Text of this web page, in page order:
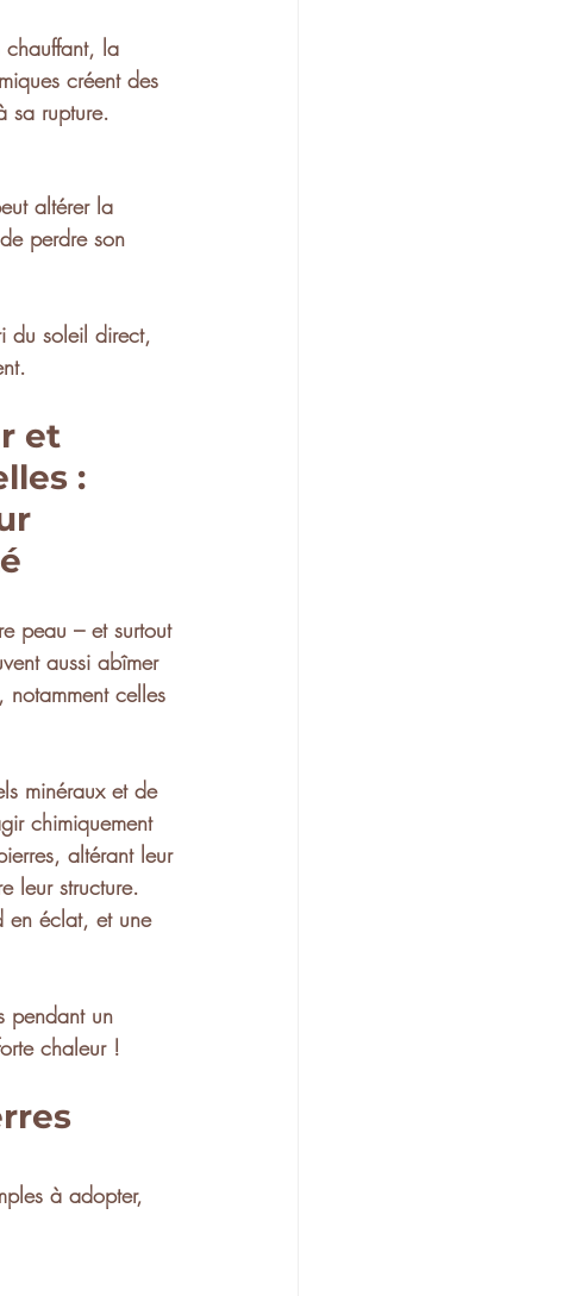
chauffant, la
créent des
sa rupture.
altérer la
perdre son
du soleil direct,
.
et
:
peau – et surtout
aussi abîmer
, notamment celles
minéraux et de
chimiquement
altérant leur
leur structure.
en éclat, et une
pendant un
chaleur !
à adopter,